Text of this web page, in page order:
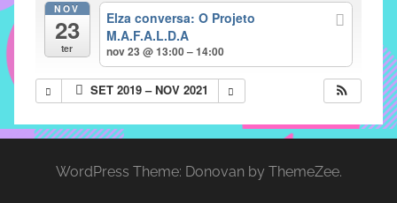
para
prevenção
NOV
23
ter
Elza conversa: O Projeto
M.A.F.A.L.D.A
nov 23 @ 13:00 – 14:00
SET 2019 – NOV 2021
WordPress Theme: Donovan by ThemeZee.